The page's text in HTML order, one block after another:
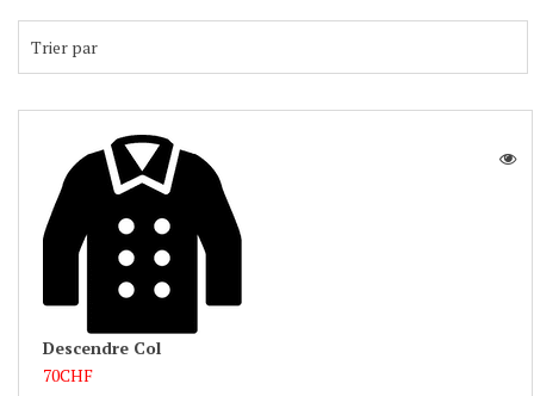
Descendre Col
70CHF